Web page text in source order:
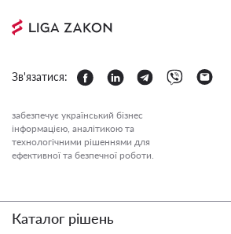
Зв'язатися:
забезпечує український бізнес
інформацією, аналітикою та
технологічними рішеннями для
ефективної та безпечної роботи.
Каталог рішень